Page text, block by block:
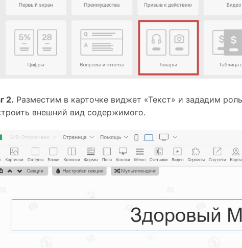
2. Разместим в карточке виджет «Текст» и зададим
внешний вид содержимого.